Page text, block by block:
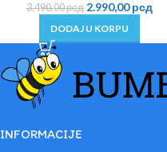
3.490,00рсд 2.990,00рсд
DODAJ U KORPU
INFORMACIJE